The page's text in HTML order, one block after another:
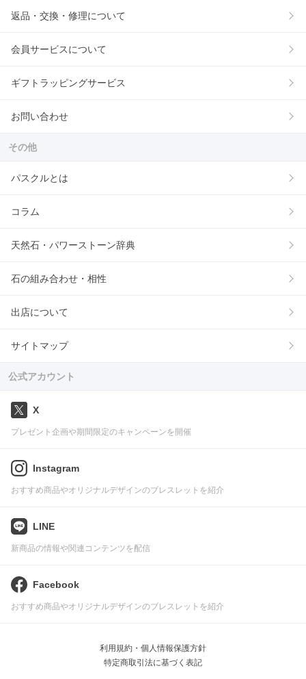
返品・交換・修理について
会員サービスについて
ギフトラッピングサービス
お問い合わせ
その他
パスクルとは
コラム
天然石・パワーストーン辞典
石の組み合わせ・相性
出店について
サイトマップ
公式アカウント
X
プレゼント企画や期間限定のキャンペーンを開催
Instagram
おすすめ商品やオリジナルデザインのブレスレットを紹介
LINE
新商品の情報や関連コンテンツを配信
Facebook
おすすめ商品やオリジナルデザインのブレスレットを紹介
利用規約・個人情報保護方針
特定商取引法に基づく表記